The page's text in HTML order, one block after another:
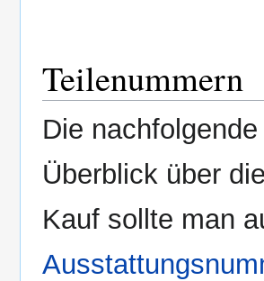
Teilenummern
Die
Überblick über
Kauf sollte man